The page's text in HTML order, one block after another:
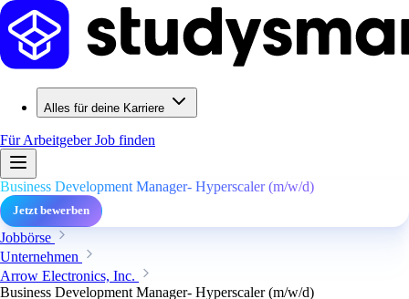
Alles für deine Karriere
Für ArbeitgeberJob finden
Business Development Manager- Hyperscaler (m/w/d)
Jetzt bewerben
Jobbörse
Unternehmen
Arrow Electronics, Inc.
Business Development Manager- Hyperscaler (m/w/d)